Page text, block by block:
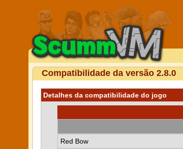
Compatibilidade da versão 2.8.0
Detalhes da compatibilidade do jogo
Red Bow